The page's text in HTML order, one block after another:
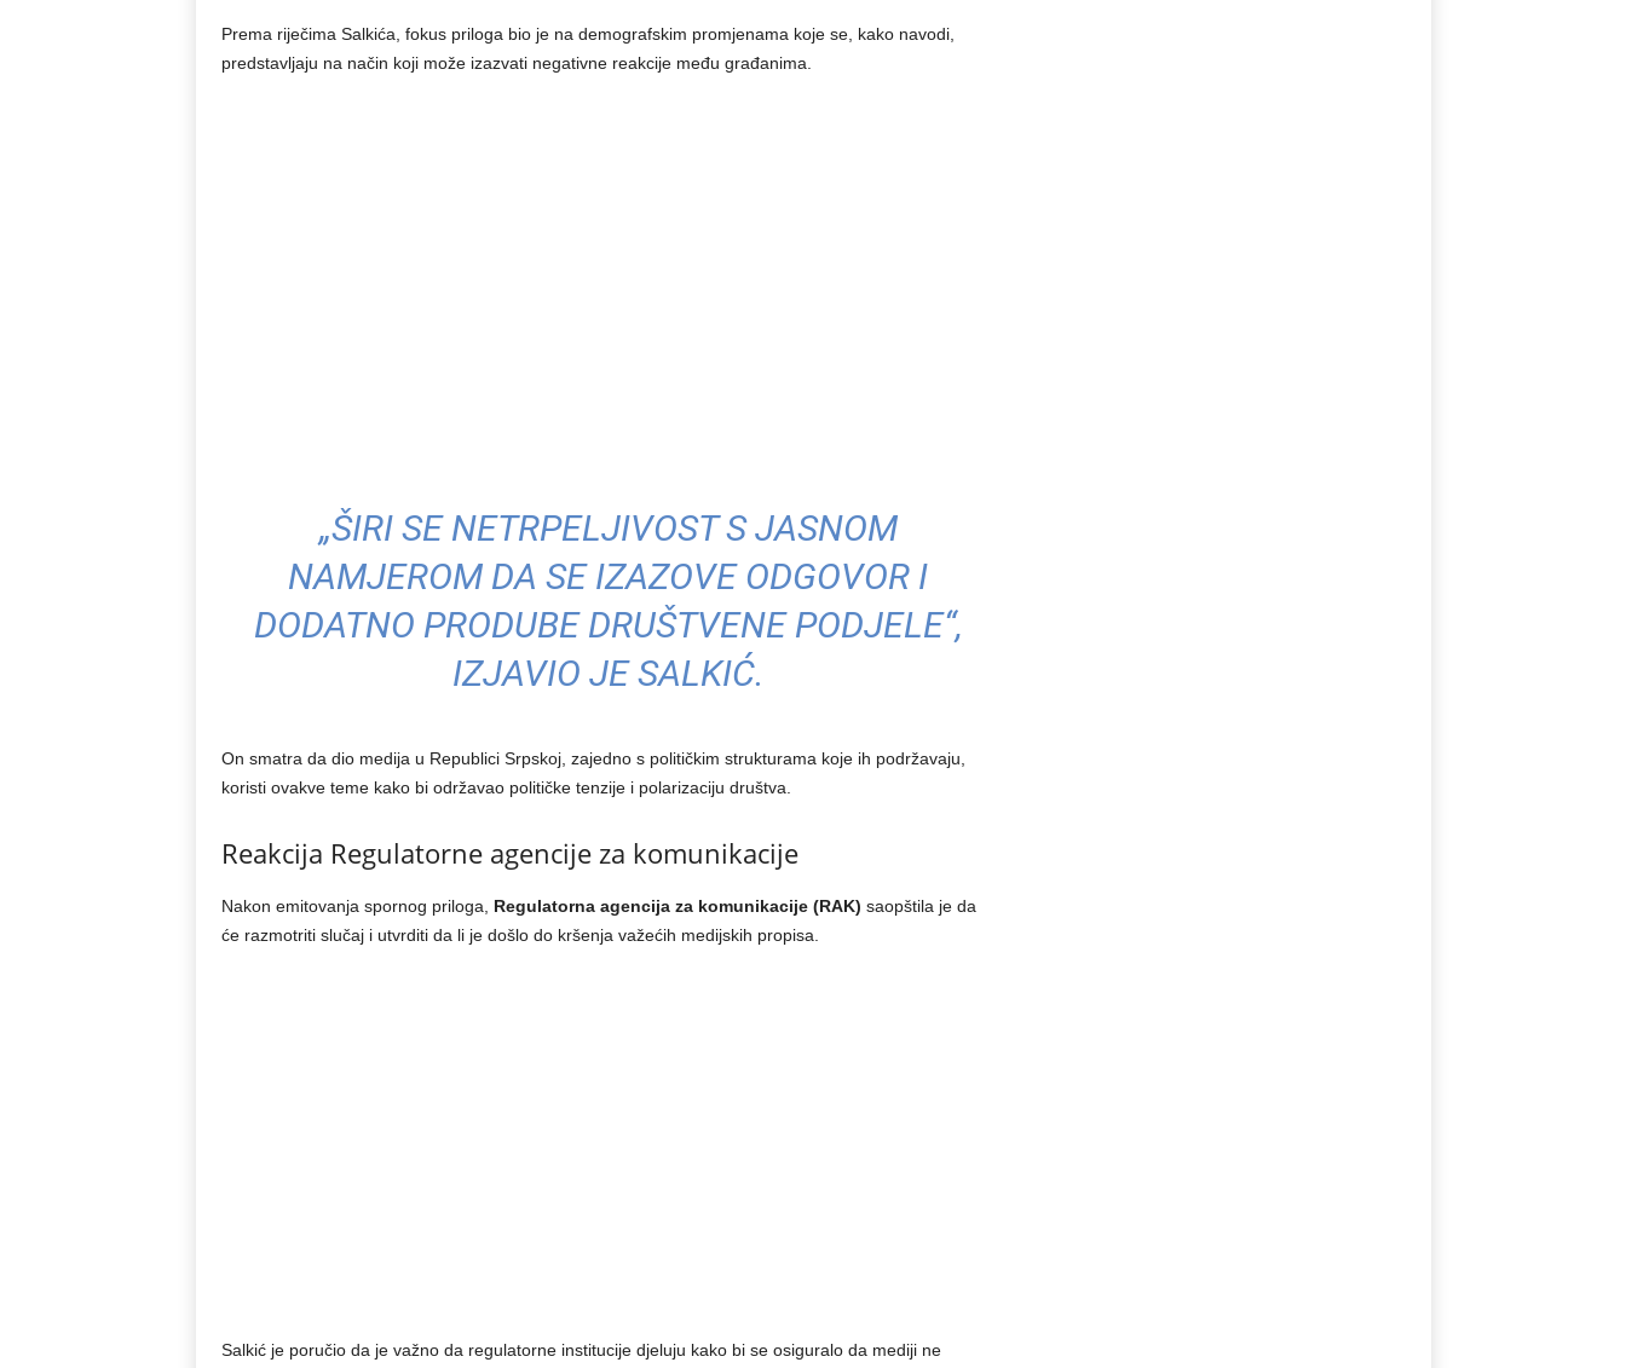
Prema riječima Salkića, fokus priloga bio je na demografskim promjenama koje se, kako navodi,
predstavljaju na način koji može izazvati negativne reakcije među građanima.
„ŠIRI SE NETRPELJIVOST S JASNOM
NAMJEROM DA SE IZAZOVE ODGOVOR I
DODATNO PRODUBE DRUŠTVENE PODJELE“,
IZJAVIO JE SALKIĆ.
On smatra da dio medija u Republici Srpskoj, zajedno s političkim strukturama koje ih podržavaju,
koristi ovakve teme kako bi održavao političke tenzije i polarizaciju društva.
Reakcija Regulatorne agencije za komunikacije
Nakon emitovanja spornog priloga, Regulatorna agencija za komunikacije (RAK) saopštila je da
će razmotriti slučaj i utvrditi da li je došlo do kršenja važećih medijskih propisa.
Salkić je poručio da je važno da regulatorne institucije djeluju kako bi se osiguralo da mediji ne